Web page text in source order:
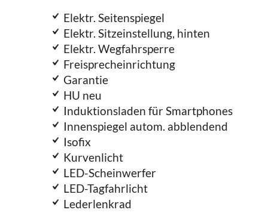
Elektr. Seitenspiegel
Elektr. Sitzeinstellung, hinten
Elektr. Wegfahrsperre
Freisprecheinrichtung
Garantie
HU neu
Induktionsladen für Smartphones
Innenspiegel autom. abblendend
Isofix
Kurvenlicht
LED-Scheinwerfer
LED-Tagfahrlicht
Lederlenkrad